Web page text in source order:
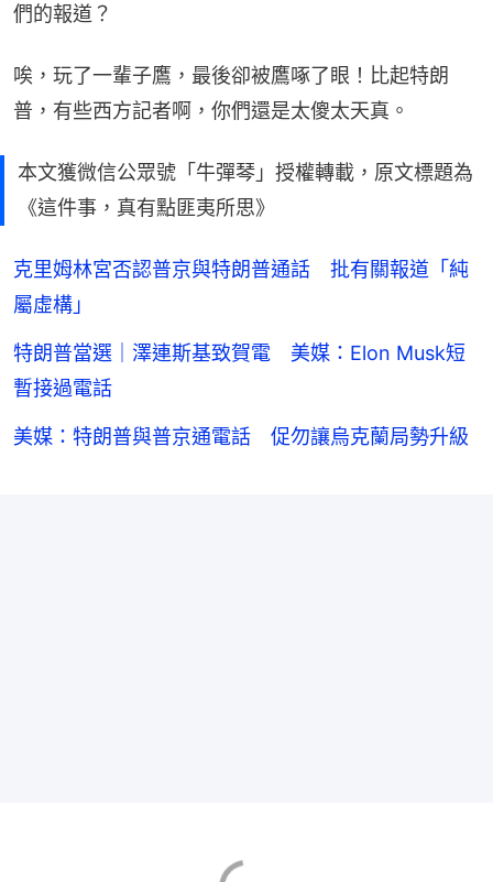
們的報道？
唉，玩了一輩子鷹，最後卻被鷹啄了眼！比起特朗
普，有些西方記者啊，你們還是太傻太天真。
本文獲微信公眾號「牛彈琴」授權轉載，原文標題為
《這件事，真有點匪夷所思》
克里姆林宮否認普京與特朗普通話 批有關報道「純
屬虛構」
特朗普當選｜澤連斯基致賀電 美媒：Elon Musk短
暫接過電話
美媒：特朗普與普京通電話 促勿讓烏克蘭局勢升級